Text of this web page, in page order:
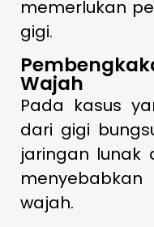
memerlukan
gigi.
Wajah
Pada kasus
dari gigi
jaringan lunak
wajah.